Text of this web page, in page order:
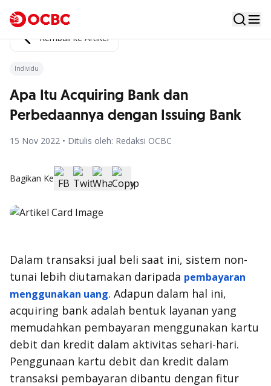
Kembali ke Artikel
Individu
Apa Itu Acquiring Bank dan
Perbedaannya dengan Issuing Bank
15 Nov 2022 • Ditulis oleh: Redaksi OCBC
Bagikan Ke
Dalam transaksi jual beli saat ini, sistem non-
tunai lebih diutamakan daripada pembayaran
menggunakan uang. Adapun dalam hal ini,
acquiring bank adalah bentuk layanan yang
memudahkan pembayaran menggunakan kartu
debit dan kredit dalam aktivitas sehari-hari.
Penggunaan kartu debit dan kredit dalam
transaksi pembayaran dibantu dengan fitur